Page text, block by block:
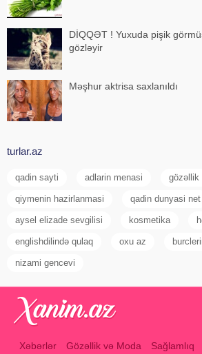
DİQQƏT ! Yuxuda pişik
gözləyir
Məşhur aktrisa saxlanıldı
turlar.az
qadin sayti adlarin menasi gözəllik
qiymenin hazirlanmasi qadin dunyasi net
aysel elizade sevgilisi kosmetika
englishdilində qulaq oxu az
nizami gencevi
Xəbərlər Gözəllik və Moda Sağlamlıq